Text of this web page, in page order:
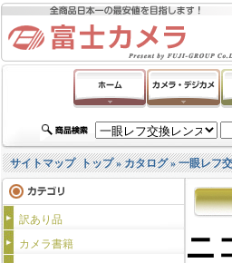
サイトマップ トップ»カタログ»一眼レフ
訳あり品
カメラ書籍
ニ